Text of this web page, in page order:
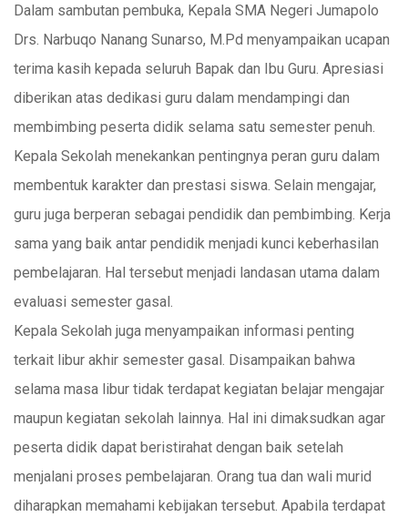
Dalam sambutan pembuka, Kepala SMA Negeri Jumapolo
Drs. Narbuqo Nanang Sunarso, M.Pd menyampaikan ucapan
terima kasih kepada seluruh Bapak dan Ibu Guru. Apresiasi
diberikan atas dedikasi guru dalam mendampingi dan
membimbing peserta didik selama satu semester penuh.
Kepala Sekolah menekankan pentingnya peran guru dalam
membentuk karakter dan prestasi siswa. Selain mengajar,
guru juga berperan sebagai pendidik dan pembimbing. Kerja
sama yang baik antar pendidik menjadi kunci keberhasilan
pembelajaran. Hal tersebut menjadi landasan utama dalam
evaluasi semester gasal.
Kepala Sekolah juga menyampaikan informasi penting
terkait libur akhir semester gasal. Disampaikan bahwa
selama masa libur tidak terdapat kegiatan belajar mengajar
maupun kegiatan sekolah lainnya. Hal ini dimaksudkan agar
peserta didik dapat beristirahat dengan baik setelah
menjalani proses pembelajaran. Orang tua dan wali murid
diharapkan memahami kebijakan tersebut. Apabila terdapat